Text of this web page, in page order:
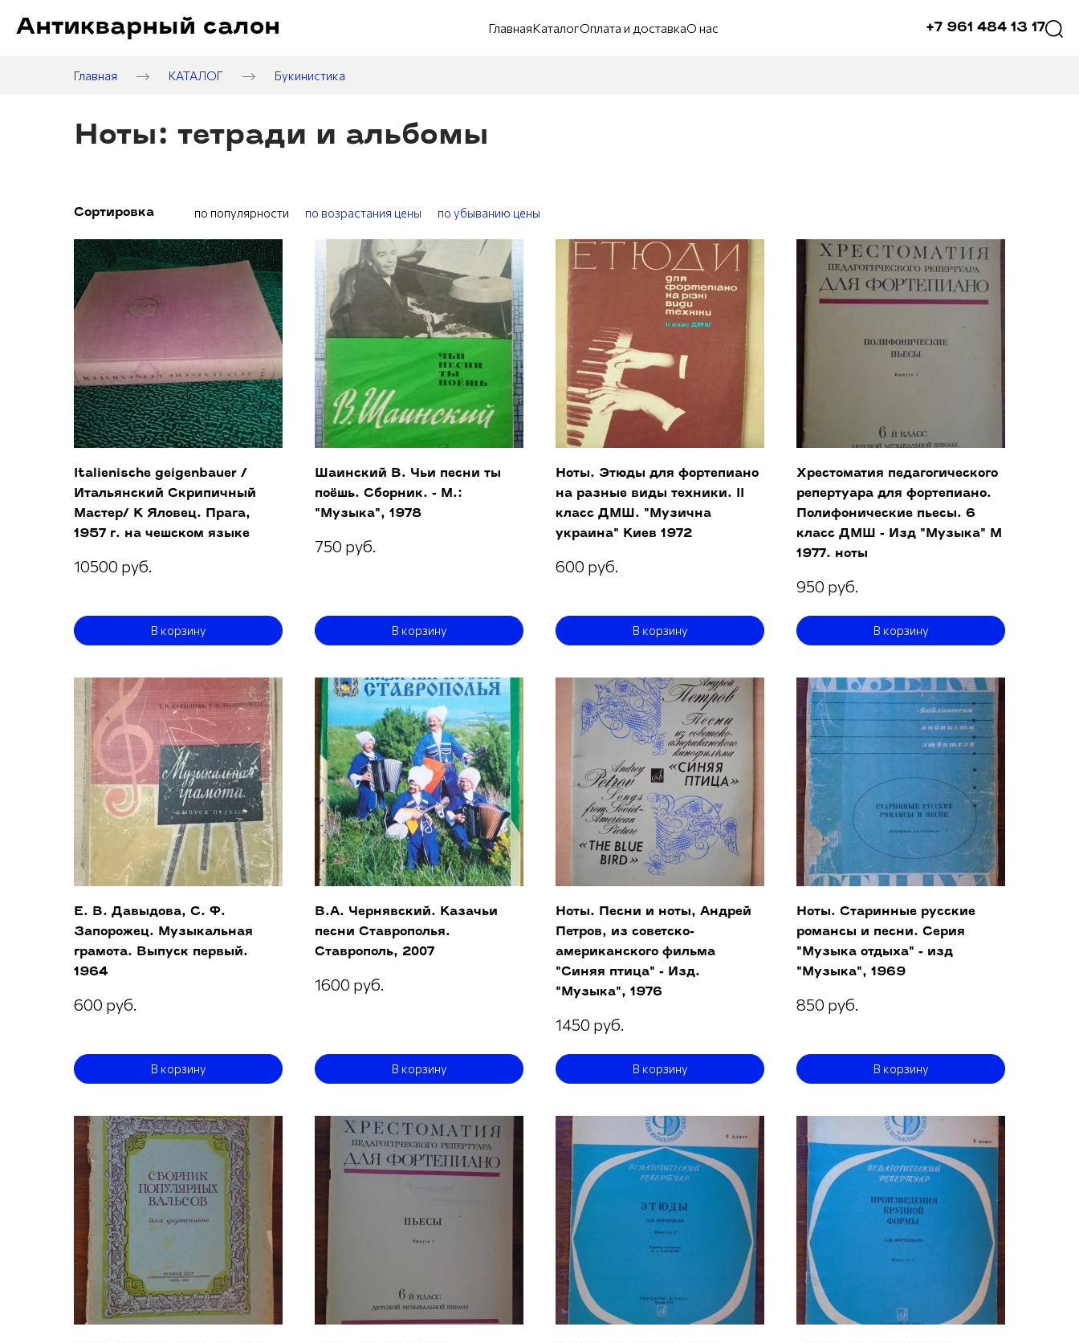
Антикварный салон ГлавнаяКаталогОплата и доставкаО нас +7 961 484 13 17
Главная КАТАЛОГ Букинистика
Ноты: тетради и альбомы
Сортировка по популярности по возрастания цены по убыванию цены
Italienische geigenbauer /
Итальянский Скрипичный
Мастер/ К Яловец. Прага,
1957 г. на чешском языке
10500 руб.
В корзину
Шаинский В. Чьи песни ты
поёшь. Сборник. - М.:
"Музыка", 1978
750 руб.
В корзину
Ноты. Этюды для фортепиано
на разные виды техники. II
класс ДМШ. "Музична
украина" Киев 1972
600 руб.
В корзину
Хрестоматия педагогического
репертуара для фортепиано.
Полифонические пьесы. 6
класс ДМШ - Изд "Музыка" М
1977. ноты
950 руб.
В корзину
Е. В. Давыдова, С. Ф.
Запорожец. Музыкальная
грамота. Выпуск первый.
1964
600 руб.
В корзину
В.А. Чернявский. Казачьи
песни Ставрополья.
Ставрополь, 2007
1600 руб.
В корзину
Ноты. Песни и ноты, Андрей
Петров, из советско-
американского фильма
"Синяя птица" - Изд.
"Музыка", 1976
1450 руб.
В корзину
Ноты. Старинные русские
романсы и песни. Серия
"Музыка отдыха" - изд
"Музыка", 1969
850 руб.
В корзину